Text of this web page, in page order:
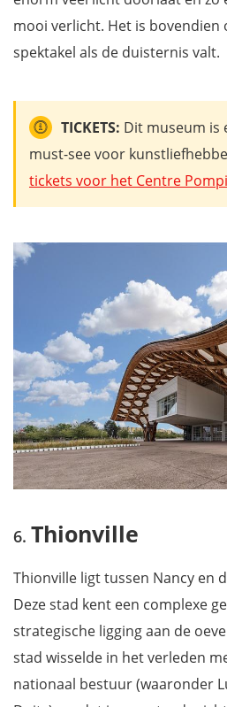
mooi verlicht. Het is bovendien
spektakel als de duisternis valt.
TICKETS: Dit museum is
must-see voor
tickets voor het Centre
Thionville
Thionville ligt tussen Nancy en
Deze stad kent een complexe
strategische ligging aan de
stad wisselde in het verleden
nationaal bestuur (waaronder